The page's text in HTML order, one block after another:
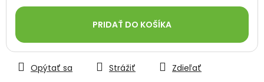
cena:
PRIDAŤ DO KOŠÍKA
Opýtať sa Strážiť Zdieľať